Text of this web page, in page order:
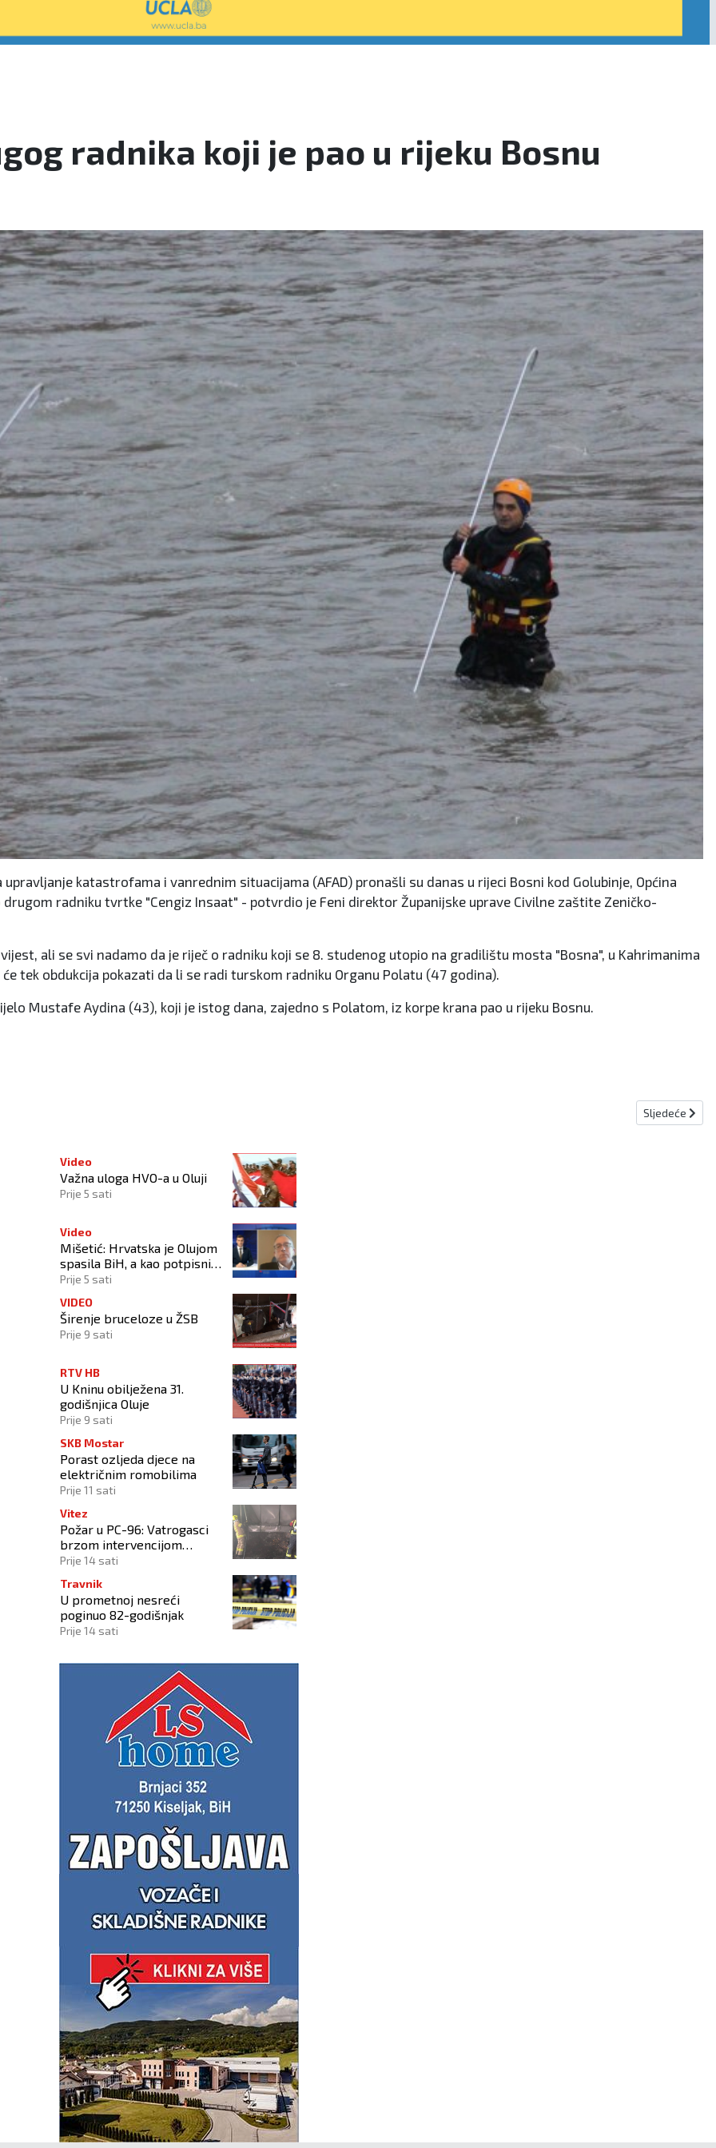
radnika koji je pao u rijeku Bosnu
katastrofama i vanrednim situacijama (AFAD) pronašli su danas u rijeci Bosni kod Golubinje, Općina
radniku tvrtke "Cengiz Insaat" - potvrdio je Feni direktor Županijske uprave Civilne zaštite Zeničko-
ali se svi nadamo da je riječ o radniku koji se 8. studenog utopio na gradilištu mosta "Bosna", u Kahrimanima
tek obdukcija pokazati da li se radi turskom radniku Organu Polatu (47 godina).
Mustafe Aydina (43), koji je istog dana, zajedno s Polatom, iz korpe krana pao u rijeku Bosnu.
Sljedeći
Sljedeće
Video
Važna uloga HVO-a u Oluji
Prije 5 sati
Video
Mišetić: Hrvatska je Olujom
spasila BiH, a kao potpisnica
Daytona ima puno pravo
Prije 5 sati
VIDEO
Širenje bruceloze u ŽSB
Prije 9 sati
RTV HB
U Kninu obilježena 31.
godišnjica Oluje
Prije 9 sati
SKB Mostar
Porast ozljeda djece na
električnim romobilima
Prije 11 sati
Vitez
Požar u PC-96: Vatrogasci
brzom intervencijom
spriječili širenje vatre na
Prije 14 sati
Travnik
U prometnoj nesreći
poginuo 82-godišnjak
Prije 14 sati